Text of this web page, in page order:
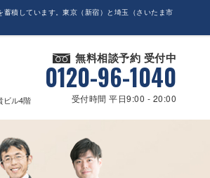
積しています。東京（新宿）と埼玉（さいたま市
ビル4階
無料相談予約 受付中
0120-96-1040
受付時間 平日9:00 - 20:00